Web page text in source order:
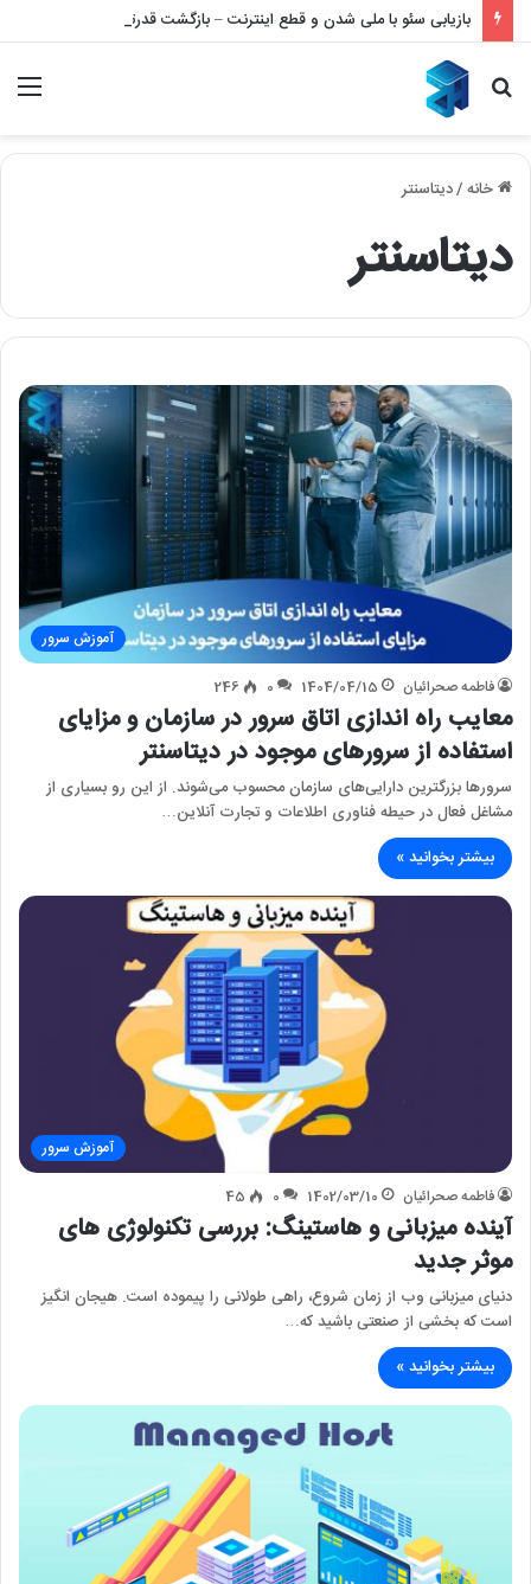
جستجو
خانه/دیتاسنتر
دیتاسنتر
آموزش سرور
فاطمه صحرائیان 1404/04/15
0
246
معایب راه اندازی اتاق سرور در سازمان و مزایای
استفاده از سرورهای موجود در دیتاسنتر
سرورها بزرگترین دارایی‌های سازمان محسوب می‌شوند. از این رو بسیاری از
مشاغل فعال در حیطه فناوری اطلاعات و تجارت آنلاین…
بیشتر بخوانید »
آموزش سرور
فاطمه صحرائیان 1402/03/10
0
45
آینده میزبانی و هاستینگ: بررسی تکنولوژی های
موثر جدید
دنیای میزبانی وب از زمان شروع، راهی طولانی را پیموده است. هیجان انگیز
است که بخشی از صنعتی باشید که…
بیشتر بخوانید »